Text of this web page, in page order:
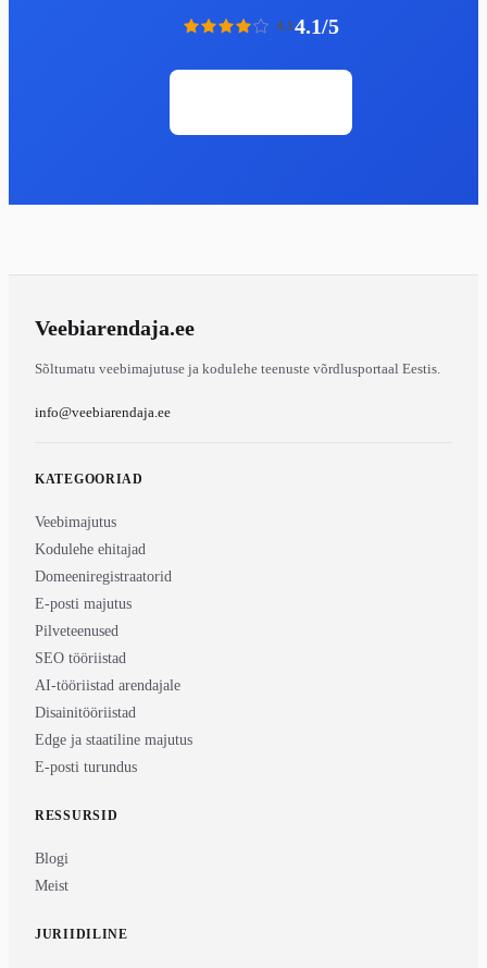
4.14.1/5
Veebiarendaja.ee
Sõltumatu veebimajutuse ja kodulehe teenuste võrdlusportaal Eestis.
info@veebiarendaja.ee
KATEGOORIAD
Veebimajutus
Kodulehe ehitajad
Domeeniregistraatorid
E-posti majutus
Pilveteenused
SEO tööriistad
AI-tööriistad arendajale
Disainitööriistad
Edge ja staatiline majutus
E-posti turundus
RESSURSID
Blogi
Meist
JURIIDILINE